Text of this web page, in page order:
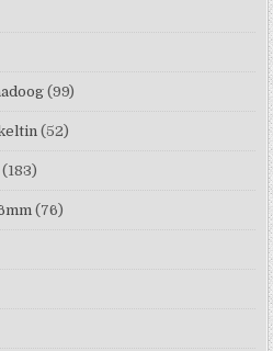
(99)
(52)
(183)
(76)